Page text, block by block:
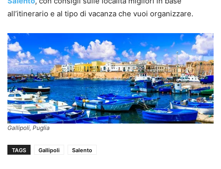
all’itinerario e al tipo di vacanza che vuoi organizzare.
Gallipoli, Puglia
TAGS Gallipoli Salento